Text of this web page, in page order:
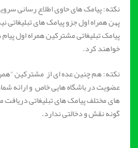
نکته: پیامک های حاوی اطلاع رسانی سرویس
پهن همراه اول جزو پیامک های
پیامک تبلیغاتی مشترکین همراه اول پیام
خواهند کرد.
نکته: هم چنین عده ای از مشترکین
عضویت در باشگاه هایی خاص و ارائه
های مختلف پیامک های تبلیغاتی دریافت می
گونه نقش و دخالتی ندارد.